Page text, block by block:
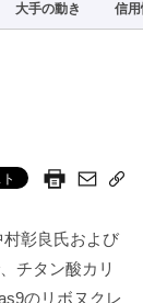
大手の動き 信用
彰良氏および
チタン酸カリ
のリボヌクレ